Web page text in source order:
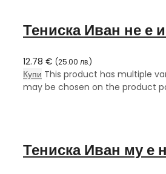
Тениска Иван не е
12.78 € (25.00 лв.)
Купи This product has multiple
may be chosen on the product